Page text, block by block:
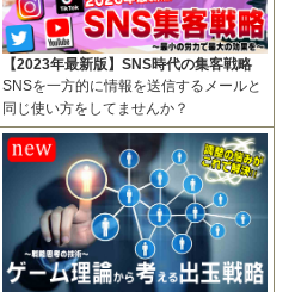
【2023年最新版】SNS時代の集客戦略
SNSを一方的に情報を送信するメールと
同じ使い方をしてませんか？